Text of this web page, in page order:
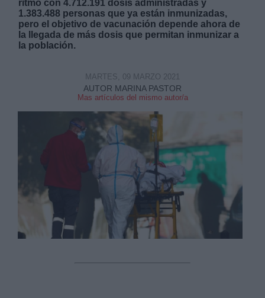
ritmo con 4.712.191 dosis administradas y
1.383.488 personas que ya están inmunizadas,
pero el objetivo de vacunación depende ahora de
la llegada de más dosis que permitan inmunizar a
la población.
AUTOR MARINA PASTOR
Mas artículos del mismo autor/a
MARTES, 09 MARZO 2021